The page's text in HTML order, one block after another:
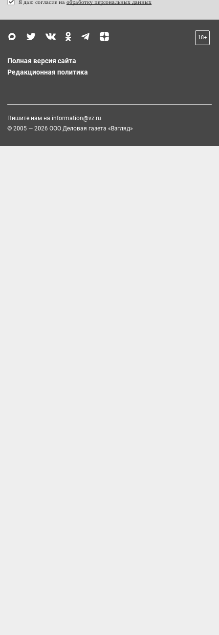
Я даю согласие на обработку персональных данных
18+
Полная версия сайта
Редакционная политика
Пишите нам на information@vz.ru
© 2005 — 2026 ООО Деловая газета «Взгляд»